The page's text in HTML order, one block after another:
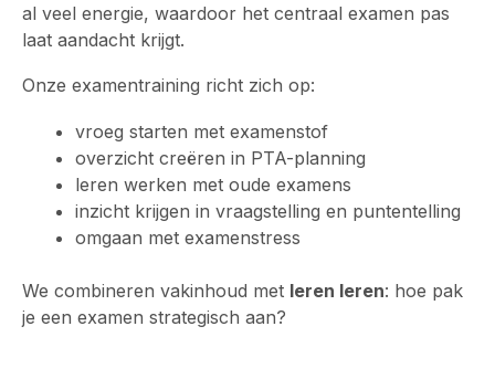
al veel energie, waardoor het centraal examen pas
laat aandacht krijgt.
Onze examentraining richt zich op:
vroeg starten met examenstof
overzicht creëren in PTA-planning
leren werken met oude examens
inzicht krijgen in vraagstelling en puntentelling
omgaan met examenstress
We combineren vakinhoud met leren leren: hoe pak
je een examen strategisch aan?